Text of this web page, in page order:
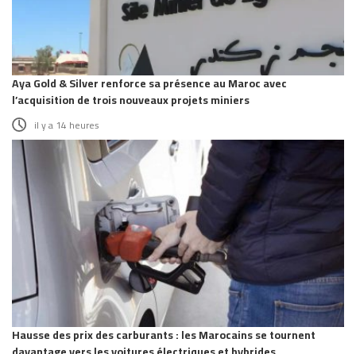
Aya Gold & Silver renforce sa présence au Maroc avec
l’acquisition de trois nouveaux projets miniers
il y a 14 heures
Hausse des prix des carburants : les Marocains se tournent